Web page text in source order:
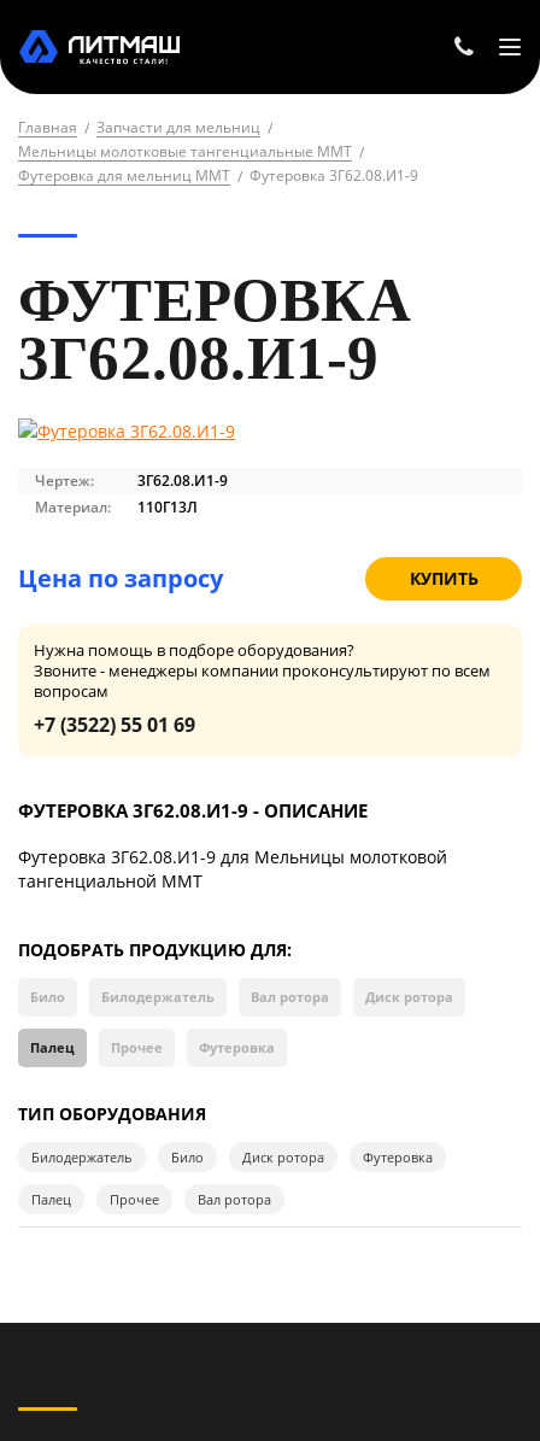
Главная
Запчасти для мельниц
Мельницы молотковые тангенциальные ММТ
Футеровка для мельниц ММТ
Футеровка 3Г62.08.И1-9
ФУТЕРОВКА
3Г62.08.И1-9
Чертеж:
3Г62.08.И1-9
Материал:
110Г13Л
Цена по запросу КУПИТЬ
Нужна помощь в подборе оборудования?
Звоните - менеджеры компании проконсультируют по всем
вопросам
+7 (3522) 55 01 69
ФУТЕРОВКА 3Г62.08.И1-9 - ОПИСАНИЕ
Футеровка 3Г62.08.И1-9 для Мельницы молотковой
тангенциальной ММТ
ПОДОБРАТЬ ПРОДУКЦИЮ ДЛЯ:
Било Билодержатель Вал ротора Диск ротора
Палец Прочее Футеровка
ТИП ОБОРУДОВАНИЯ
Билодержатель Било Диск ротора Футеровка
Палец Прочее Вал ротора